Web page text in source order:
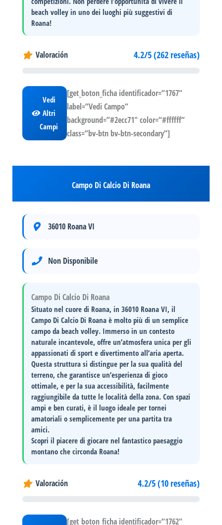
beach volley in uno dei luoghi più suggestivi di
Roana!
Valoración 4.2/5 (262 reseñas)
Vedi
Altri
Campi
[get_boton_ficha identificador=”1767″
label=”Vedi Campo”
background=”#2ecc71″ color=”#ffffff”
class=”bv-btn bv-btn-secondary”]
Campo Di Calcio Di Roana
36010 Roana VI
Non Disponibile
Campo Di Calcio Di Roana
Situato nel cuore di Roana, in36010 Roana VI, il
Campo Di Calcio Di Roana è molto più di un semplice
campo da beach volley. Immerso in un contesto
naturale incantevole, offre un’atmosfera unica per gli
appassionati di sport e divertimento all’aria aperta.
Questa struttura si distingue per la suaqualità del
terreno, che garantisce un’esperienza di gioco
ottimale, e per la suaaccessibilità, facilmente
raggiungibile da tutte le località della zona. Con spazi
ampi e ben curati, è il luogo ideale pertornei
amatoriali o semplicemente per una partita tra
amici.
Scopri il piacere di giocare nelfantastico paesaggio
montano che circonda Roana!
Valoración 4.2/5 (10 reseñas)
[get_boton_ficha identificador=”1762″